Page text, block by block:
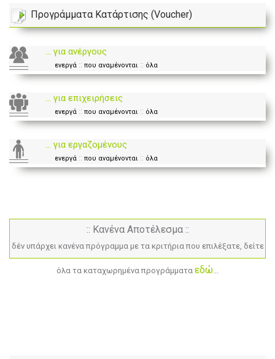
Προγράμματα Κατάρτισης (Voucher)
... για ανέργους
ενεργά :: που αναμένονται :: όλα
... για επιχειρήσεις
ενεργά :: που αναμένονται :: όλα
... για εργαζομένους
ενεργά :: που αναμένονται :: όλα
:: Κανένα Αποτέλεσμα ::
δέν υπάρχει κανένα πρόγραμμα με τα κριτήρια που επιλέξατε, δείτε
όλα τα καταχωρημένα προγράμματα εδώ...